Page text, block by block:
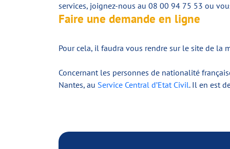
services, joignez-nous au 08 00 94 75 53 ou
Faire une demande en ligne
Pour cela, il faudra vous rendre sur le site de la
Concernant les personnes de nationalité
Nantes, au Service Central d’Etat Civil. Il en est